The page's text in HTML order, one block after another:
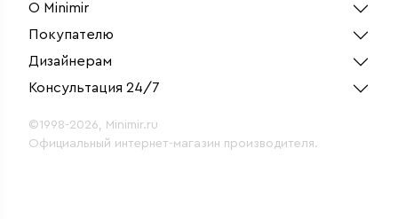
О Minimir
Покупателю
Дизайнерам
Консультация 24/7
©1998-2026, Minimir.ru
Официальный интернет-магазин производителя.